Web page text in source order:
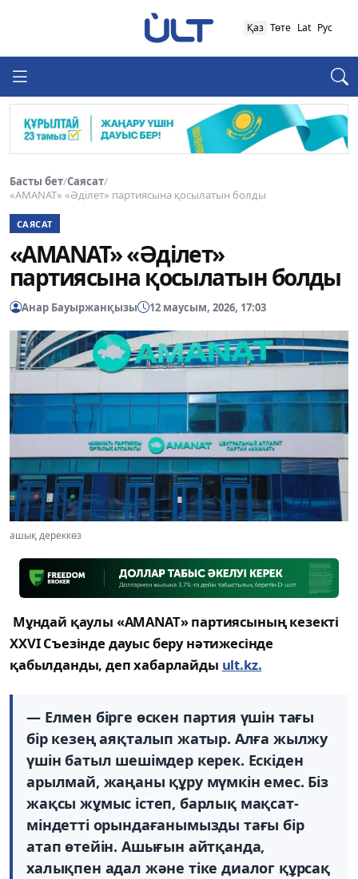
Қаз Төте Lat Рус
Басты бет/Саясат/
«AMANAT» «Әділет» партиясына қосылатын болды
САЯСАТ
«AMANAT» «Әділет»
партиясына қосылатын болды
Анар Бауыржанқызы 12 маусым, 2026, 17:03
ашық дереккөз
Мұндай қаулы «AMANAT» партиясының кезекті
XXVI Съезінде дауыс беру нәтижесінде
қабылданды, деп хабарлайды ult.kz.
— Елмен бірге өскен партия үшін тағы
бір кезең аяқталып жатыр. Алға жылжу
үшін батыл шешімдер керек. Ескіден
арылмай, жаңаны құру мүмкін емес. Біз
жақсы жұмыс істеп, барлық мақсат-
міндетті орындағанымызды тағы бір
атап өтейін. Ашығын айтқанда,
халықпен адал және тіке диалог құрсақ